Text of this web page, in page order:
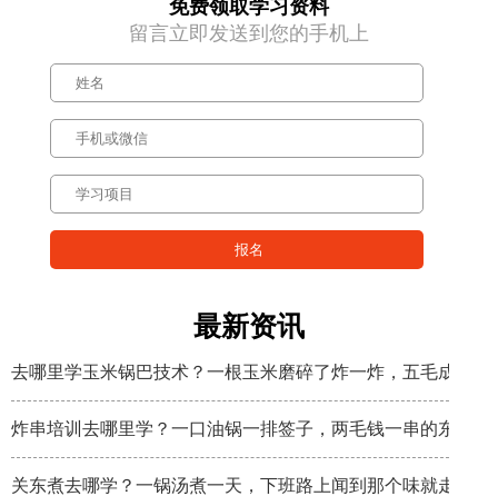
免费领取学习资料
留言立即发送到您的手机上
最新资讯
去哪里学玉米锅巴技术？一根玉米磨碎了炸一炸，五毛成本卖
炸串培训去哪里学？一口油锅一排签子，两毛钱一串的东西炸
关东煮去哪学？一锅汤煮一天，下班路上闻到那个味就走不动